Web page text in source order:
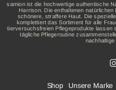
samion ist die hochwertige authentische
Harrison. Die enthaltenen
schönere, straffere Haut. Die
komplettiert das Sortiment für alle
tierversuchsfreien Pflegeprodukte lassen
tägliche Pflegeroutine
nachhaltige
Shop Unsere Marke